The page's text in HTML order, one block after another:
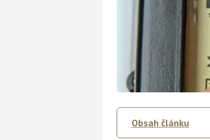
Obsah článku